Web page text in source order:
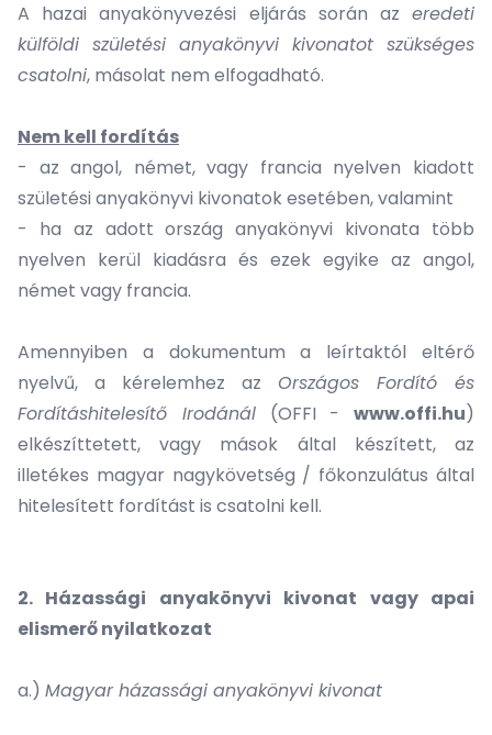
A hazai anyakönyvezési eljárás során az eredeti
külföldi születési anyakönyvi kivonatot szükséges
csatolni, másolat nem elfogadható.
Nem kell fordítás
- az angol, német, vagy francia nyelven kiadott
születési anyakönyvi kivonatok esetében, valamint
- ha az adott ország anyakönyvi kivonata több
nyelven kerül kiadásra és ezek egyike az angol,
német vagy francia.
Amennyiben a dokumentum a leírtaktól eltérő
nyelvű, a kérelemhez az Országos Fordító és
Fordításhitelesítő Irodánál(OFFI - www.offi.hu)
elkészíttetett, vagy mások által készített, az
illetékes magyar nagykövetség / főkonzulátus által
hitelesített fordítást is csatolni kell.
2. Házassági anyakönyvi kivonat vagy apai
elismerő nyilatkozat
a.) Magyar házassági anyakönyvi kivonat